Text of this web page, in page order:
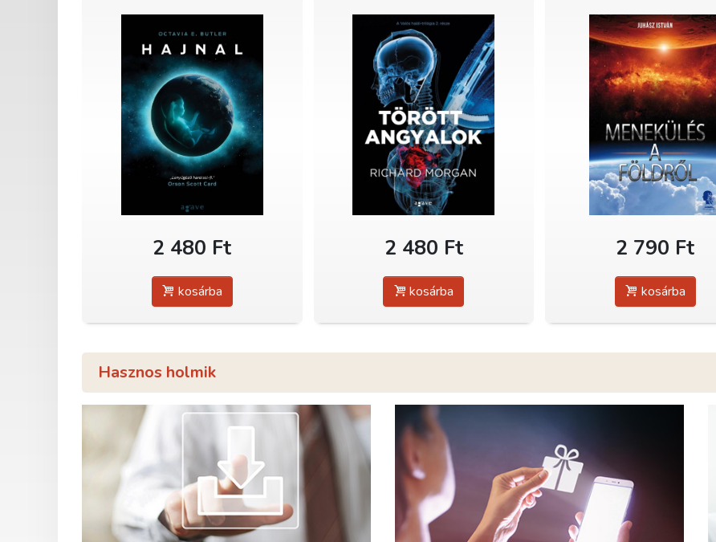
2 480 Ft
kosárba
2 480 Ft
kosárba
2 790 Ft
kosárba
Hasznos holmik